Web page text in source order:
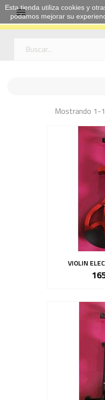

Mostrando 1-
VIOLIN
Esta tienda utiliza cookies y
podamos mejorar su